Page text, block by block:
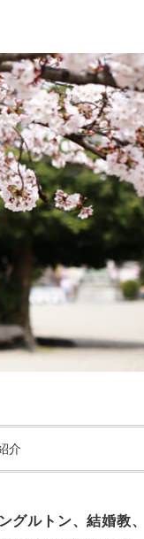
介
グルトン、結婚教、